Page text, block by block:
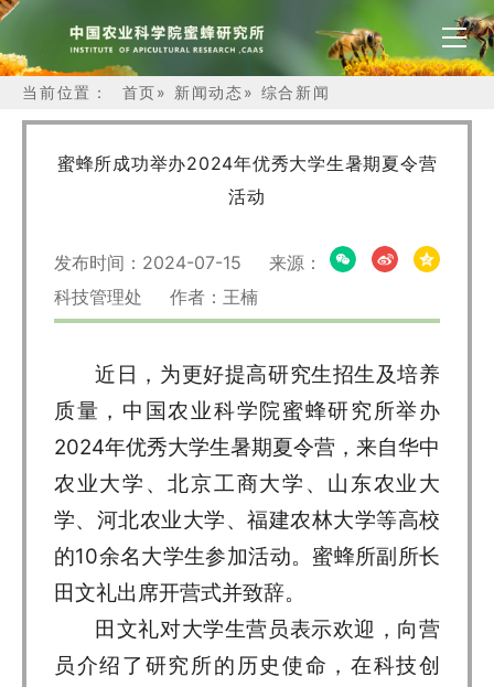
当前位置： 首页» 新闻动态» 综合新闻
蜜蜂所成功举办2024年优秀大学生暑期夏令营
活动
发布时间：2024-07-15 来源：
科技管理处 作者：王楠
近日，为更好提高研究生招生及培养
质量，中国农业科学院蜜蜂研究所举办
2024年优秀大学生暑期夏令营，来自华中
农业大学、北京工商大学、山东农业大
学、河北农业大学、福建农林大学等高校
的10余名大学生参加活动。蜜蜂所副所长
田文礼出席开营式并致辞。
田文礼对大学生营员表示欢迎，向营
员介绍了研究所的历史使命，在科技创